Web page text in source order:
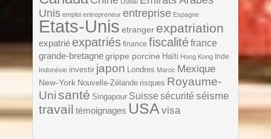
Unis emploi entrepreneur entreprise Espagne
Etats-Unis etranger expatriation
expatrié expatriés finance fiscalitéfrance
grande-bretagne grippe porcine Haïti Hong Kong Inde
Indonésie investir japon Londres Maroc Mexique
New-York Nouvelle-Zélande risques Royaume-
Unisanté Singapour Suisse sécurité séisme
travail témoignages USA visa